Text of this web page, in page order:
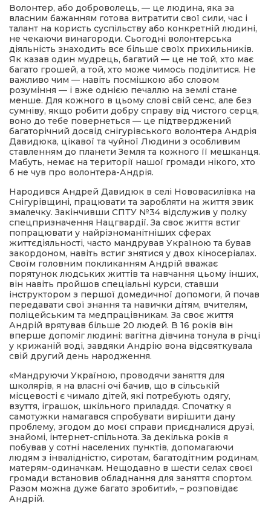
політика
Волонтер, або доброволець, — це людина, яка за
власним бажанням готова витратити свої сили, час і
талант на користь суспільству або конкретній людині,
не чекаючи винагороди. Сьогодні волонтерська
діяльність знаходить все більше своїх прихильників.
Як казав один мудрець, багатий — це не той, хто має
багато грошей, а той, хто може чимось поділитися. Не
важливо чим — навіть посмішкою або словом
розуміння — і вже однією печаллю на землі стане
менше. Для кожного в цьому слові свій сенс, але без
сумніву, якщо робити добру справу від чистого серця,
воно до тебе повернеться — це підтверджений
багаторічний досвід снігурівського волонтера Андрія
Давидюка, цікавої та чуйної Людини з особливим
ставленням до планети Земля та кожного її мешканця.
Мабуть, немає на території нашої громади нікого, хто
б не чув про волонтера-Андрія.
Народився Андрей Давидюк в селі Нововасилівка на
Снігурівщині, працювати та заробляти на життя звик
змалечку. Закінчивши СПТУ №34 відслужив у полку
спецпризначення Нацгвардії. За своє життя встиг
попрацювати у найрізноманітніших сферах
життєдіяльності, часто мандрував Україною та бував
закордоном, навіть встиг знятися у двох кіносеріалах.
Своїм головним покликанням Андрій вважає
порятунок людських життів та навчання цьому інших,
він навіть пройшов спеціальні курси, ставши
інструктором з першої домедичної допомоги, й почав
передавати свої знання та навички дітям, вчителям,
поліцейським та медпрацівникам. За своє життя
Андрій врятував більше 20 людей. В 16 років він
вперше допоміг людині: вагітна дівчина тонула в річці
у крижаній воді, завдяки Андрію вона відсвяткувала
свій другий день народження.
«Мандруючи Україною, проводячи заняття для
школярів, я на власні очі бачив, що в сільській
місцевості є чимало дітей, які потребують одягу,
взуття, іграшок, шкільного приладдя. Спочатку я
самотужки намагався спробувати вирішити дану
проблему, згодом до моєї справи приєдналися друзі,
знайомі, інтернет-спільнота. За декілька років я
побував у сотні населених пунктів, допомагаючи
людям з інвалідністю, сиротам, багатодітним родинам,
матерям-одиначкам. Нещодавно в шести селах своєї
громади встановив обладнання для заняття спортом.
Разом можна дуже багато зробити!», – розповідає
Андрій.